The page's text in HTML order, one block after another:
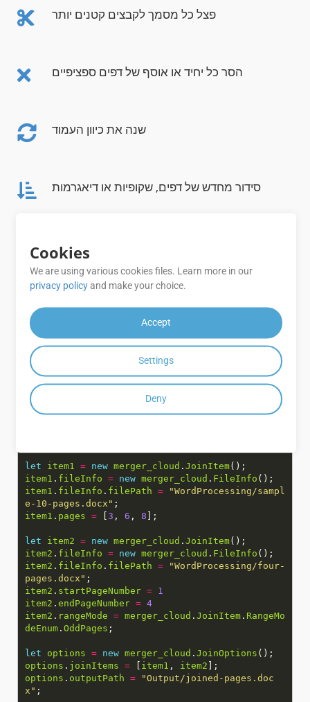
פצל כל מסמך לקבצים קטנים יותר
הסר כל יחיד או אוסף של דפים ספציפיים
שנה את כיוון העמוד
סידור מחדש של דפים, שקופיות או דיאגרמות
הגדר, אפס והסר סיסמה
//Get your App SID and App Key at https://dashb
oard.groupdocs.cloud (free registration is requ
ired).
let item1 = new merger_cloud . JoinItem
item1 . fileInfo = new merger_cloud . FileInfo
item1 . fileInfo . filePath =
"WordProcessing/sampl
e-10-pages.docx"
item1 . pages =[ 3 , 6 , 8
let item2 = new merger_cloud . JoinItem
item2 . fileInfo = new merger_cloud . FileInfo
item2 . fileInfo . filePath =
"WordProcessing/four-
pages.docx"
item2 . startPageNumber =
1
item2 . endPageNumber = 4
item2 . rangeMode = merger_cloud . JoinItem. RangeMo
deEnum. OddPages
let options = new merger_cloud . JoinOptions
options . joinItems =[ item1 , item2
options . outputPath =
"Output/joined-pages.doc
x"
Cookies
We are using various cookies files. Learn more in our
privacy policyand make your choice.
Accept
Settings
Deny